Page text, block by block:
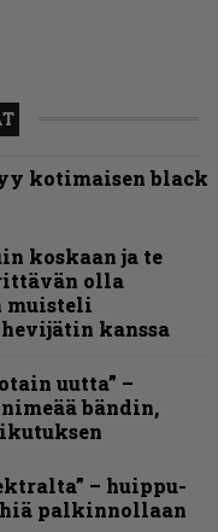
kotimaisen black
koskaan ja te
olla
muisteli
kanssa
uutta” –
bändin,
– huippu-
palkinnollaan